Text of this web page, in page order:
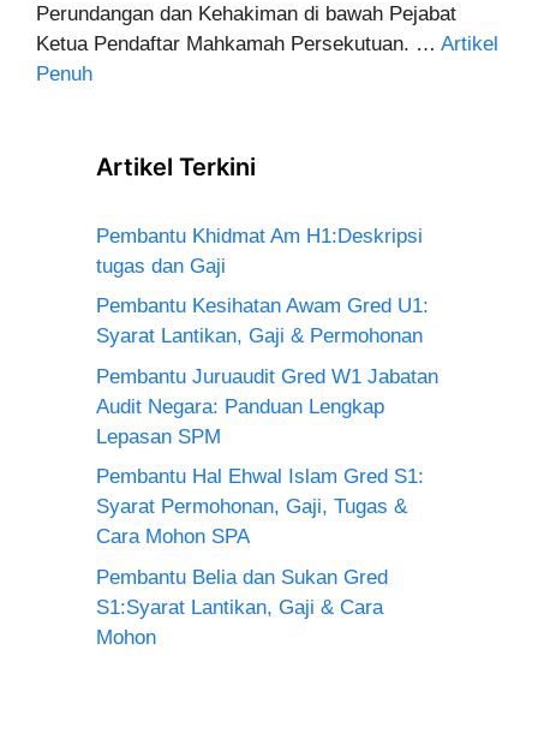
Perundangan dan Kehakiman di bawah Pejabat
Ketua Pendaftar Mahkamah Persekutuan. … Artikel
Penuh
Artikel Terkini
Pembantu Khidmat Am H1:Deskripsi
tugas dan Gaji
Pembantu Kesihatan Awam Gred U1:
Syarat Lantikan, Gaji & Permohonan
Pembantu Juruaudit Gred W1 Jabatan
Audit Negara: Panduan Lengkap
Lepasan SPM
Pembantu Hal Ehwal Islam Gred S1:
Syarat Permohonan, Gaji, Tugas &
Cara Mohon SPA
Pembantu Belia dan Sukan Gred
S1:Syarat Lantikan, Gaji & Cara
Mohon